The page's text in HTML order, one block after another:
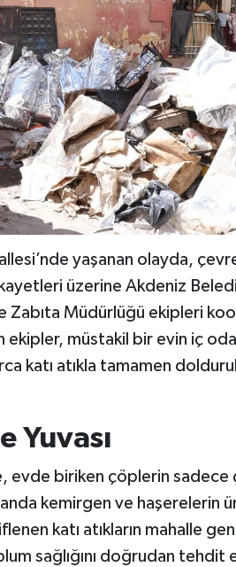
yaşanan olayda,
üzerine Akdeniz
Zabıta Müdürlüğü ekipleri
müstakil bir evin iç
katı atıkla tamamen
Yuvası
evde biriken çöplerin sadece
kemirgen ve haşerelerin
katı atıkların mahalle
sağlığını doğrudan tehdit